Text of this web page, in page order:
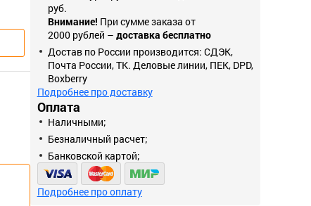
руб.
Внимание! При сумме заказа от
2000 рублей – доставка бесплатно
Достав по России производится: СДЭК,
Почта России, ТК. Деловые линии, ПЕК, DPD,
Boxberry
Подробнее про доставку
Оплата
Наличными;
Безналичный расчет;
Банковской картой;
Подробнее про оплату